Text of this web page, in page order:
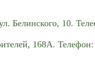
Белинского, 10.
168A.